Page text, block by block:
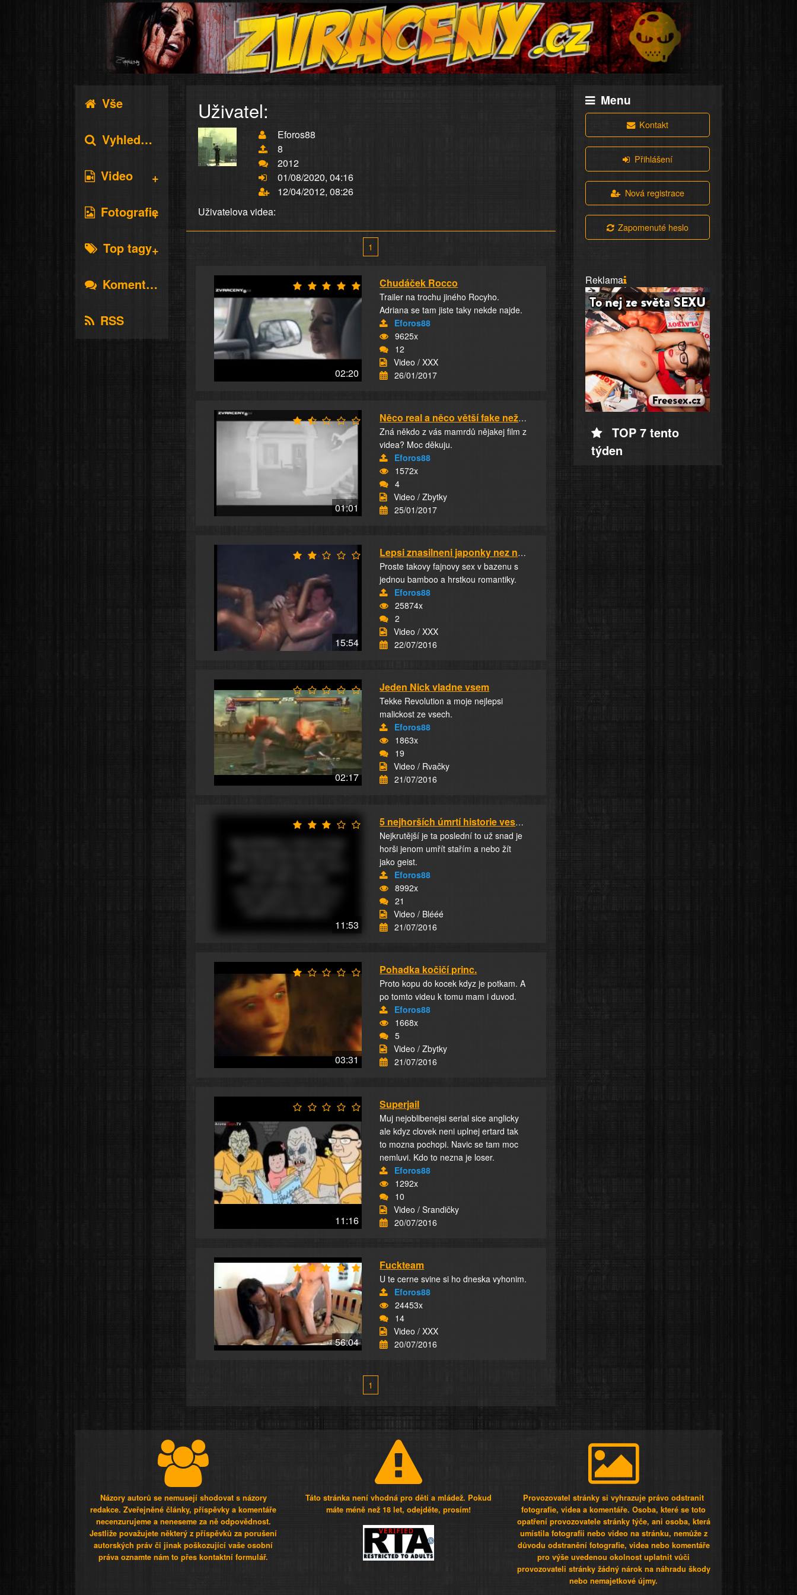
Vše
Vyhledávání
Video
Fotografie
Top tagy
Komentáře
RSS
Uživatel:
Eforos88
8
2012
01/08/2020, 04:16
12/04/2012, 08:26
Uživatelova videa:
1
02:20
Chudáček Rocco
Trailer na trochu jiného Rocyho.
Adriana se tam jiste taky nekde najde.
Eforos88
9625x
12
Video / XXX
26/01/2017
01:01
Něco real a něco větší fake než holokaust a v...
Zná někdo z vás mamrdů nějakej film z
videa? Moc děkuju.
Eforos88
1572x
4
Video / Zbytky
25/01/2017
15:54
Lepsi znasilneni japonky nez negrice ktera to...
Proste takovy fajnovy sex v bazenu s
jednou bamboo a hrstkou romantiky.
Eforos88
25874x
2
Video / XXX
22/07/2016
02:17
Jeden Nick vladne vsem
Tekke Revolution a moje nejlepsi
malickost ze vsech.
Eforos88
1863x
19
Video / Rvačky
21/07/2016
11:53
5 nejhorších úmrtí historie vesmíru
Nejkrutější je ta poslední to už snad je
horši jenom umřít stařím a nebo žít
jako geist.
Eforos88
8992x
21
Video / Blééé
21/07/2016
03:31
Pohadka kočičí princ.
Proto kopu do kocek kdyz je potkam. A
po tomto videu k tomu mam i duvod.
Eforos88
1668x
5
Video / Zbytky
21/07/2016
11:16
Superjail
Muj nejoblibenejsi serial sice anglicky
ale kdyz clovek neni uplnej ertard tak
to mozna pochopi. Navic se tam moc
nemluvi. Kdo to nezna je loser.
Eforos88
1292x
10
Video / Srandičky
20/07/2016
56:04
Fuckteam
U te cerne svine si ho dneska vyhonim.
Eforos88
24453x
14
Video / XXX
20/07/2016
1
Menu
Kontakt
Přihlášení
Nová registrace
Zapomenuté heslo
Reklama
TOP 7 tento
týden
Názory autorů se nemusejí shodovat s názory
redakce. Zveřejněné články, příspěvky a komentáře
necenzurujeme a neneseme za ně odpovědnost.
Jestliže považujete některý z příspěvků za porušení
autorských práv či jinak poškozující vaše osobní
práva oznamte nám to přes kontaktní formulář.
Táto stránka není vhodná pro děti a mládež. Pokud
máte méně než 18 let, odejděte, prosím!
Provozovatel stránky si vyhrazuje právo odstranit
fotografie, videa a komentáře. Osoba, které se toto
opatření provozovatele stránky týče, ani osoba, která
umístila fotografii nebo video na stránku, nemůže z
důvodu odstranění fotografie, videa nebo komentáře
pro výše uvedenou okolnost uplatnit vůči
provozovateli stránky žádný nárok na náhradu škody
nebo nemajetkové újmy.